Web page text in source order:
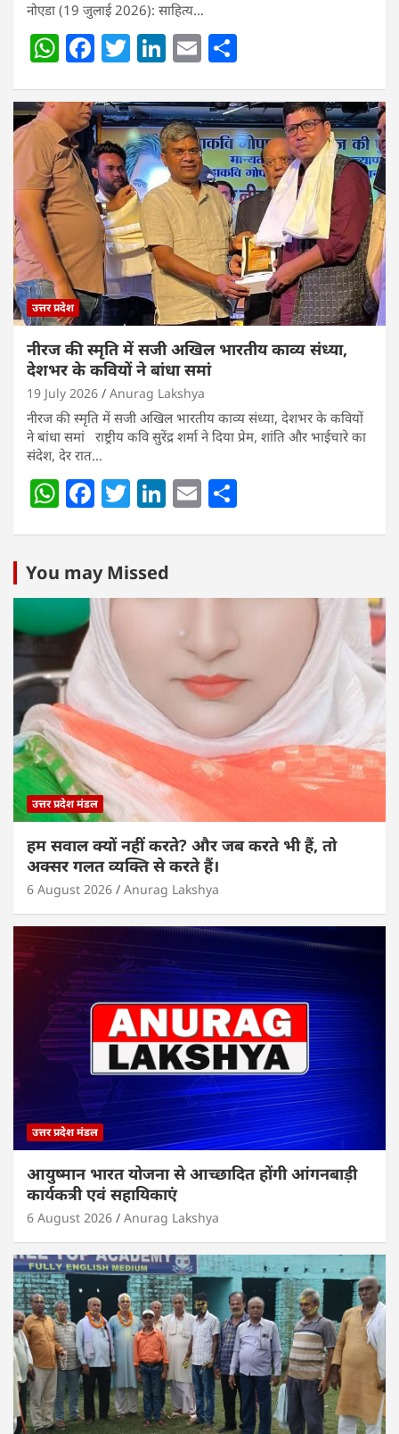
नोएडा (19 जुलाई 2026): साहित्य…
W
at
s
A
p
p
F
c
e
b
o
o
k
T
itt
er
Li
k
e
dI
n
E
ai
l
ar
e
उत्तर प्रदेश
नीरज की स्मृति में सजी अखिल भारतीय काव्य संध्या,
देशभर के कवियों ने बांधा समां
19 July 2026 Anurag Lakshya
नीरज की स्मृति में सजी अखिल भारतीय काव्य संध्या, देशभर के कवियों
ने बांधा समां राष्ट्रीय कवि सुरेंद्र शर्मा ने दिया प्रेम, शांति और भाईचारे का
संदेश, देर रात…
W
s
A
p
p
F
e
b
o
o
k
T
er
Li
e
dI
n
E
You may Missed
उत्तर प्रदेश मंडल
हम सवाल क्यों नहीं करते? और जब करते भी हैं, तो
अक्सर गलत व्यक्ति से करते हैं।
6 August 2026 Anurag Lakshya
उत्तर प्रदेश मंडल
आयुष्मान भारत योजना से आच्छादित होंगी आंगनबाड़ी
कार्यकत्री एवं सहायिकाएं
6 August 2026 Anurag Lakshya